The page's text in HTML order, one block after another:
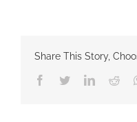
Share This Story,
Facebook
TwitterLinkedIn